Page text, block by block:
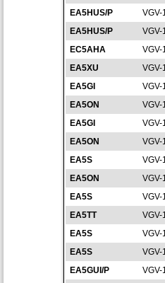
EA5HUS/P
VGV-
EA5HUS/P
VGV-
EC5AHA
VGV-
EA5XU
VGV-
EA5GI
VGV-
EA5ON
VGV-
EA5GI
VGV-
EA5ON
VGV-
EA5S
VGV-
EA5ON
VGV-
EA5S
VGV-
EA5TT
VGV-
EA5S
VGV-
EA5S
VGV-
EA5GUI/P
VGV-